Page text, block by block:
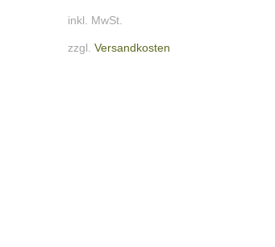
inkl. MwSt.
zzgl.Versandkosten